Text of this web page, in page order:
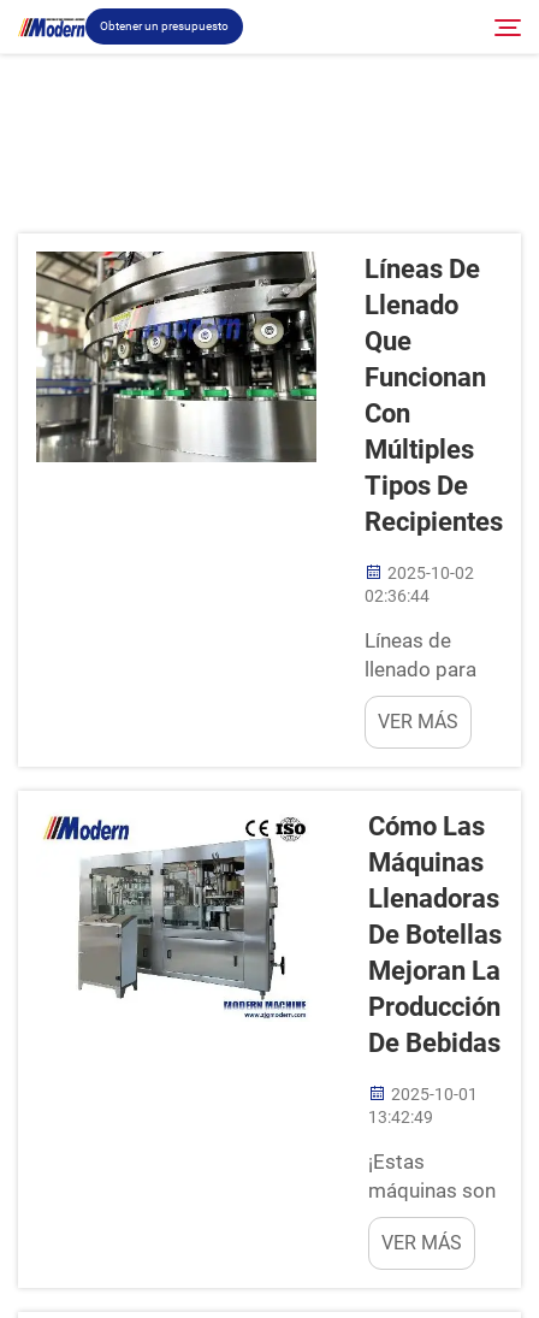
Obtener un presupuesto
Acerca
Vídeo
Contacto
Líneas De
Llenado
Que
Funcionan
Con
Múltiples
Tipos De
Recipientes
2025-10-02
02:36:44
Líneas de
llenado para
todas las
formas y
tamaños de
Las líneas de
llenado
modernas han
sido diseñadas
para llenar
múltiples
tamaños y
tipos de
contenedores.
el contenedor
es alto o bajo,
ancho o
estrecho,
cuadrado o
redondo:
autoportante...
VER MÁS
Cómo Las
Máquinas
Llenadoras
De Botellas
Mejoran La
Producción
De Bebidas
2025-10-01
13:42:49
¡Estas
máquinas son
de gran ayuda!
Páginas de
llenado de
VER MÁS